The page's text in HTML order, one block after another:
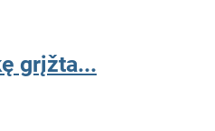
grįžta...